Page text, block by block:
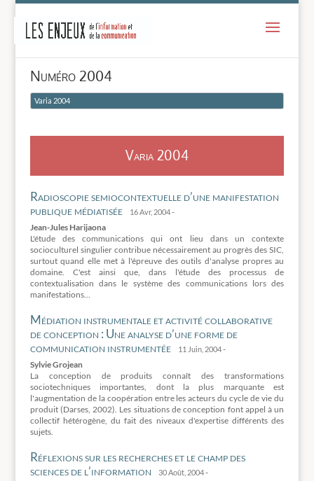
Numéro 2004
Varia 2004
Varia 2004
Radioscopie semiocontextuelle d’une manifestation
publique médiatisée
16 Avr, 2004-
Jean-Jules Harijaona
L'étude des communications qui ont lieu dans un contexte
socioculturel singulier contribue nécessairement au progrès des SIC,
surtout quand elle met à l'épreuve des outils d'analyse propres au
domaine. C'est ainsi que, dans l'étude des processus de
contextualisation dans le système des communications lors des
manifestations...
Médiation instrumentale et activité collaborative
de conception : Une analyse d’une forme de
communication instrumentée
11 Juin, 2004-
Sylvie Grojean
La conception de produits connaît des transformations
sociotechniques importantes, dont la plus marquante est
l'augmentation de la coopération entre les acteurs du cycle de vie du
produit (Darses, 2002). Les situations de conception font appel à un
collectif hétérogène, du fait des niveaux d'expertise différents des
sujets.
Réflexions sur les recherches et le champ des
sciences de l’information
30 Août, 2004-